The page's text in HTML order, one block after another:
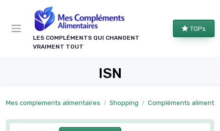
LES COMPLÉMENTS QUI CHANGENT
VRAIMENT TOUT
TOPs
ISN
Mes complements alimentaires Shopping Compléments alimentaires forme et
Panneau de gestion des cookies